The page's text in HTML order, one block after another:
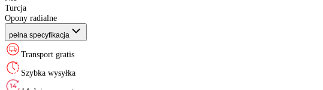
Indeks prędkości
XL (Extra Load):
Kraj pochodzenia:
Konstrukcja: